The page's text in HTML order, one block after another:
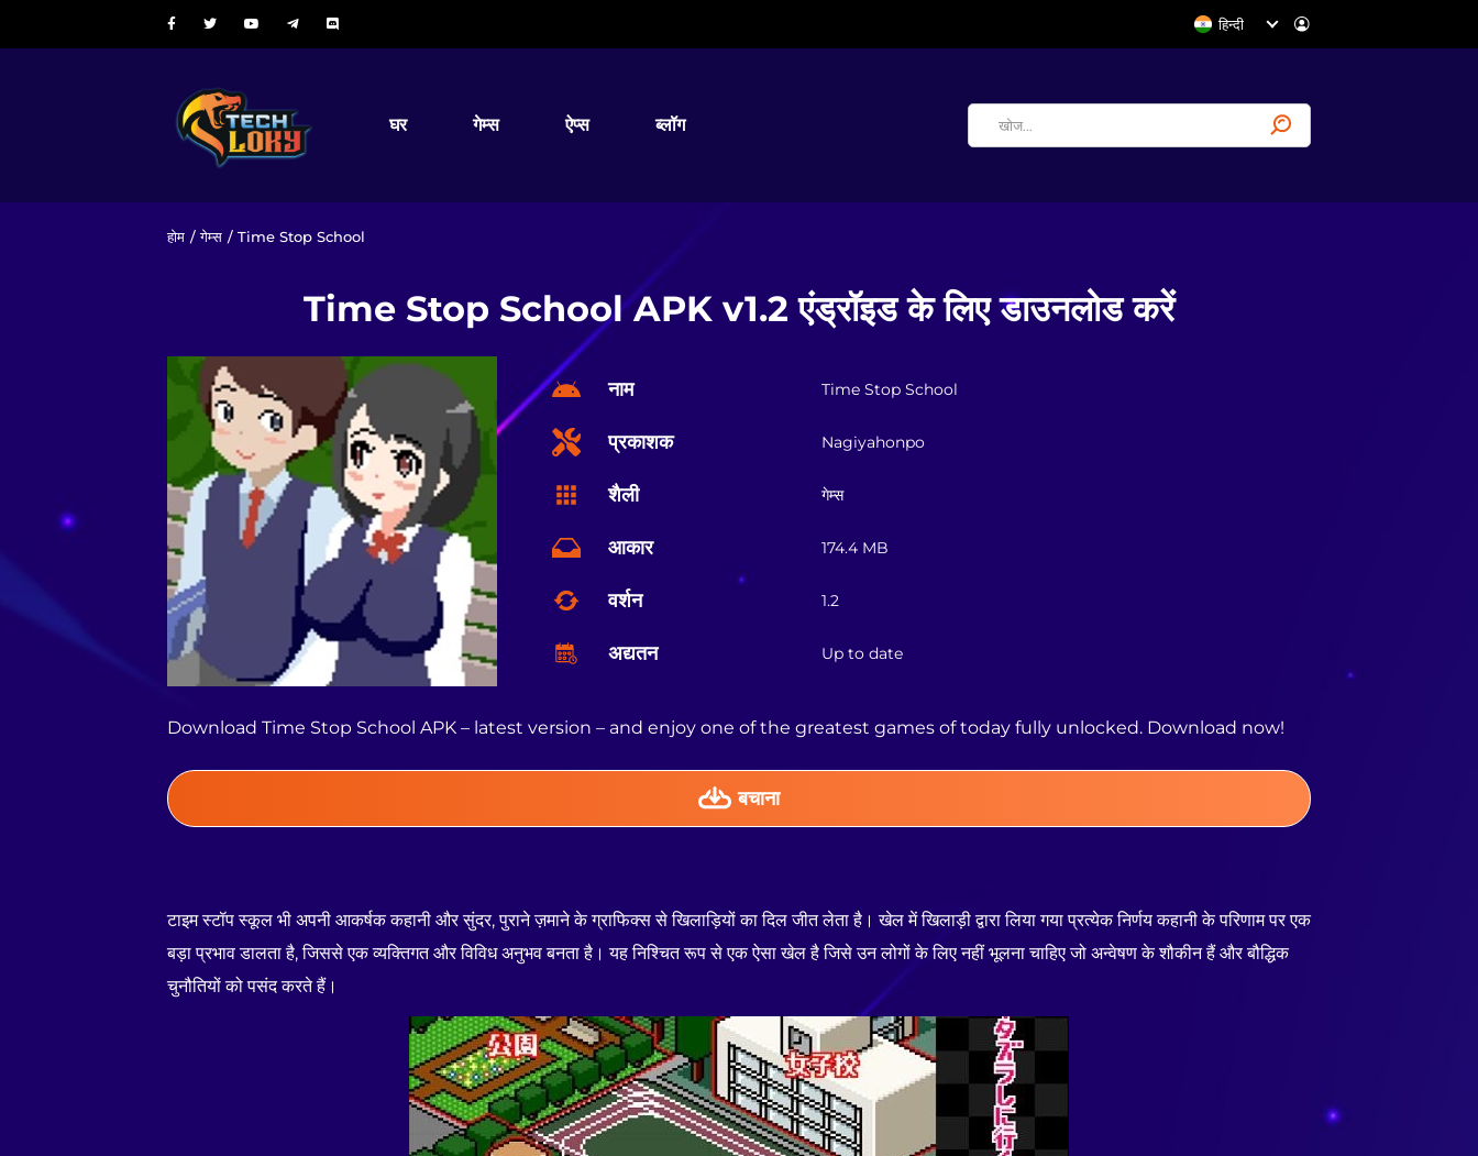
हिन्दी
घर गेम्स ऐप्स ब्लॉग
होम /गेम्स / Time Stop School
Time Stop School APK v1.2 एंड्रॉइड के लिए डाउनलोड करें
नाम Time Stop School
प्रकाशक Nagiyahonpo
शैली गेम्स
आकार 174.4 MB
वर्शन 1.2
अद्यतन Up to date
Download Time Stop School APK – latest version – and enjoy one of the greatest games of today fully unlocked. Download now!
बचाना
टाइम स्टॉप स्कूल भी अपनी आकर्षक कहानी और सुंदर, पुराने ज़माने के ग्राफिक्स से खिलाड़ियों का दिल जीत लेता है। खेल में खिलाड़ी द्वारा लिया गया प्रत्येक निर्णय कहानी के परिणाम पर एक
बड़ा प्रभाव डालता है, जिससे एक व्यक्तिगत और विविध अनुभव बनता है। यह निश्चित रूप से एक ऐसा खेल है जिसे उन लोगों के लिए नहीं भूलना चाहिए जो अन्वेषण के शौकीन हैं और बौद्धिक
चुनौतियों को पसंद करते हैं।